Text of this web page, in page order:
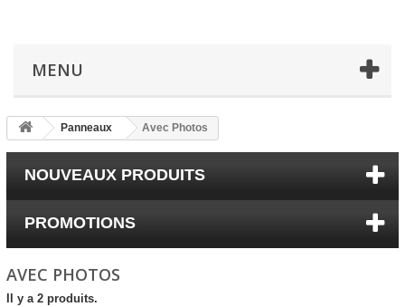
MENU
Panneaux Avec Photos
NOUVEAUX PRODUITS
PROMOTIONS
AVEC PHOTOS
Il y a 2 produits.